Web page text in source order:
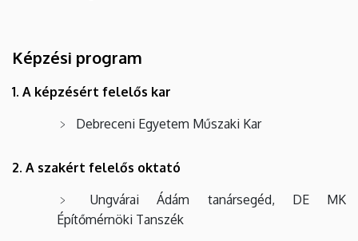
Képzési program
1. A képzésért felelős kar
Debreceni Egyetem Műszaki Kar
2. A szakért felelős oktató
Ungvárai Ádám tanársegéd, DE MK
Építőmérnöki Tanszék